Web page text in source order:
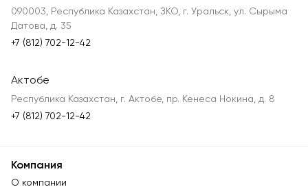
090003, Республика Казахстан, ЗКО, г. Уральск, ул. Сырыма
Датова, д. 35
+7 (812) 702-12-42
Актобе
Республика Казахстан, г. Актобе, пр. Кенеса Нокина, д. 8
+7 (812) 702-12-42
Компания
О компании